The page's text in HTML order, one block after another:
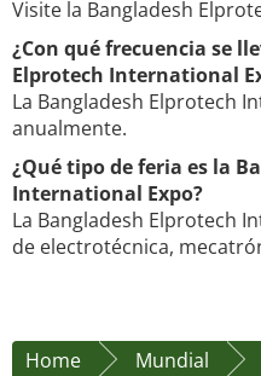
Visite la Bangladesh
¿Con qué frecuencia se
Elprotech International
La Bangladesh Elprotech
anualmente.
¿Qué tipo de feria es la
International Expo?
La Bangladesh Elprotech
de electrotécnica,
Home Mundial